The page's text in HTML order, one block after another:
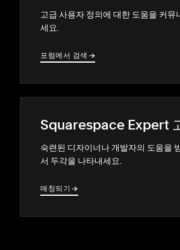
고급 사용자 정의에 대한 도움을 커뮤
세요.
포럼에서 검색 →
→
Squarespace Expert
숙련된 디자이너나 개발자의 도움을
서 두각을 나타내세요.
매칭되기 →
→